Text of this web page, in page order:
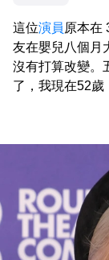
這位演員 原本在
友在嬰兒八個月
沒有打算改變。
了，我現在52歲